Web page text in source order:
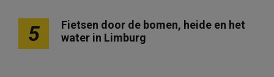
5
Fietsen door de bomen, heide en het
water in Limburg